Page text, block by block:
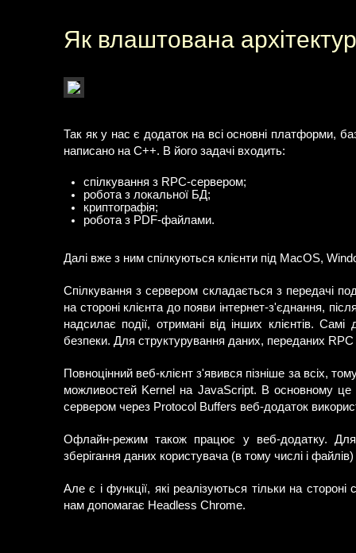
Як влаштована
Так як у нас є додаток на всі основні платформи,
написано на C++. В його задачі входить:
спілкування з RPC-сервером;
робота з локальної БД;
криптографія;
робота з PDF-файлами.
Далі вже з ним спілкуються клієнти під MacOS,
Спілкування з сервером складається з передачі
на стороні клієнта до появи інтернет-з'єднання,
надсилає події, отримані від інших клієнтів.
безпеки. Для структурування даних, переданих
Повноцінний веб-клієнт з'явився пізніше за всіх,
можливостей Kernel на JavaScript. В основному це
сервером через Protocol Buffers веб-додаток
Офлайн-режим також працює у веб-додатку.
зберігання даних користувача (в тому числі і
Але є і функції, які реалізуються тільки на
нам допомагає Headless Chrome.